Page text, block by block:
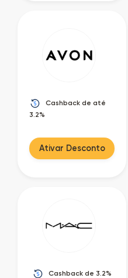
Cashback de até
3.2%
Ativar Desconto
Cashback de 3.2%